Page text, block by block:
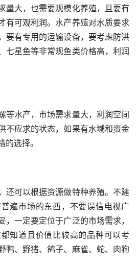
量大，也需要规模化养殖，且要有
有可观利润。水产养殖对水质要求
要有专用的运输设备，要考虑防洪
七星鱼等非常规鱼类价格高，利润
等水产，市场需求量大，利润空间
不应求的状态，如果有水域和资金
选择。
还可以根据资源做特种养殖。不建
遍市场的东西，不要误信电视广
，一定要定位于广泛的市场需求，
知道且价值比较高的品种可以考
鸭、野猪、鸽子、麻雀、蛇、肉狗